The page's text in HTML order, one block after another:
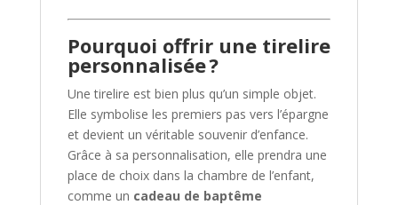
Pourquoi offrir une tirelire
personnalisée ?
Une tirelire est bien plus qu’un simple objet.
Elle symbolise les premiers pas vers l’épargne
et devient un véritable souvenir d’enfance.
Grâce à sa personnalisation, elle prendra une
place de choix dans la chambre de l’enfant,
comme un cadeau de baptême